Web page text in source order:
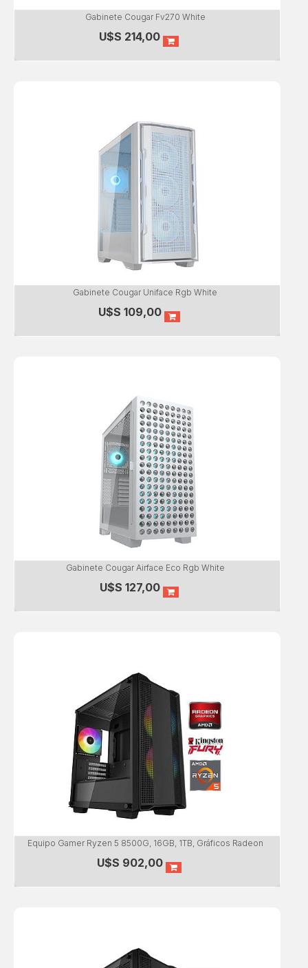
Gabinete Cougar Fv270 White
U$S 214,00
Gabinete Cougar Uniface Rgb White
U$S 109,00
Gabinete Cougar Airface Eco Rgb White
U$S 127,00
Equipo Gamer Ryzen 5 8500G, 16GB, 1TB, Gráficos Radeon
U$S 902,00